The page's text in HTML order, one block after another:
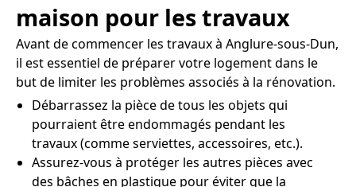
maison pour les travaux
Avant de commencer les travaux à Anglure-sous-Dun,
il est essentiel de préparer votre logement dans le
but de limiter les problèmes associés à la rénovation.
Débarrassez la pièce de tous les objets qui
pourraient être endommagés pendant les
travaux (comme serviettes, accessoires, etc.).
Assurez-vous à protéger les autres pièces avec
des bâches en plastique pour éviter que la